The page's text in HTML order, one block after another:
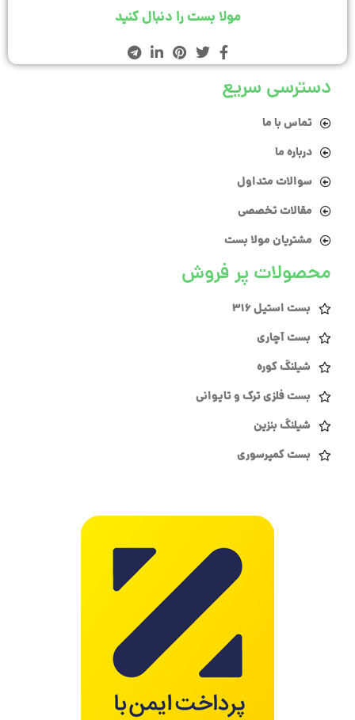
مولا بست را دنبال کنید
دسترسی سریع
تماس با ما
درباره ما
سوالات متداول
مقالات تخصصی
مشتریان مولا بست
محصولات پر فروش
بست استیل 316
بست آچاری
شیلنگ کوره
بست فلزی ترک و تایوانی
شیلنگ بنزین
بست کمپرسوری